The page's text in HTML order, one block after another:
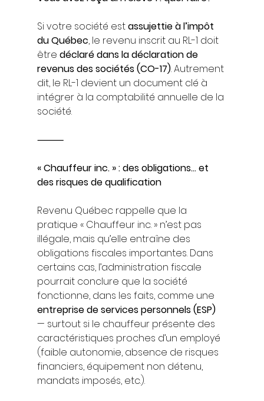
Si votre société est assujettie à l’impôt
du Québec, le revenu inscrit au RL-1 doit
être déclaré dans la déclaration de
revenus des sociétés (CO-17). Autrement
dit, le RL-1 devient un document clé à
intégrer à la comptabilité annuelle de la
société.
⸻
« Chauffeur inc. » : des obligations… et
des risques de qualification
Revenu Québec rappelle que la
pratique « Chauffeur inc. » n’est pas
illégale, mais qu’elle entraîne des
obligations fiscales importantes. Dans
certains cas, l’administration fiscale
pourrait conclure que la société
fonctionne, dans les faits, comme une
entreprise de services personnels (ESP)
— surtout si le chauffeur présente des
caractéristiques proches d’un employé
(faible autonomie, absence de risques
financiers, équipement non détenu,
mandats imposés, etc.).